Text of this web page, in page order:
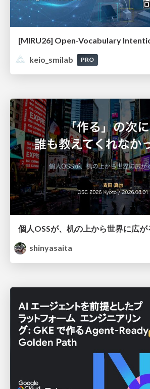
keio_smilab
PRO
個人OSSが、机の上から世界に広
shinyasaita